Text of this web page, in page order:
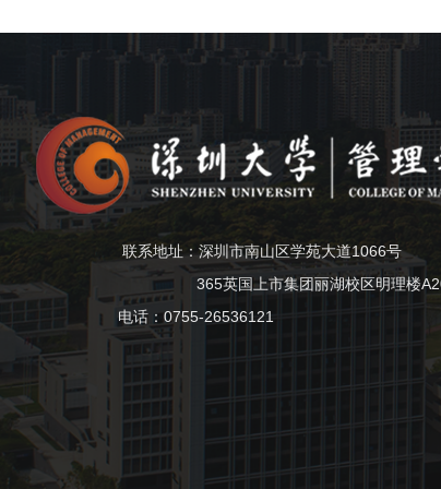
联系地址：深圳市南山区学苑大道1066号
365英国上市集团丽湖校区明理楼
电话：0755-26536121